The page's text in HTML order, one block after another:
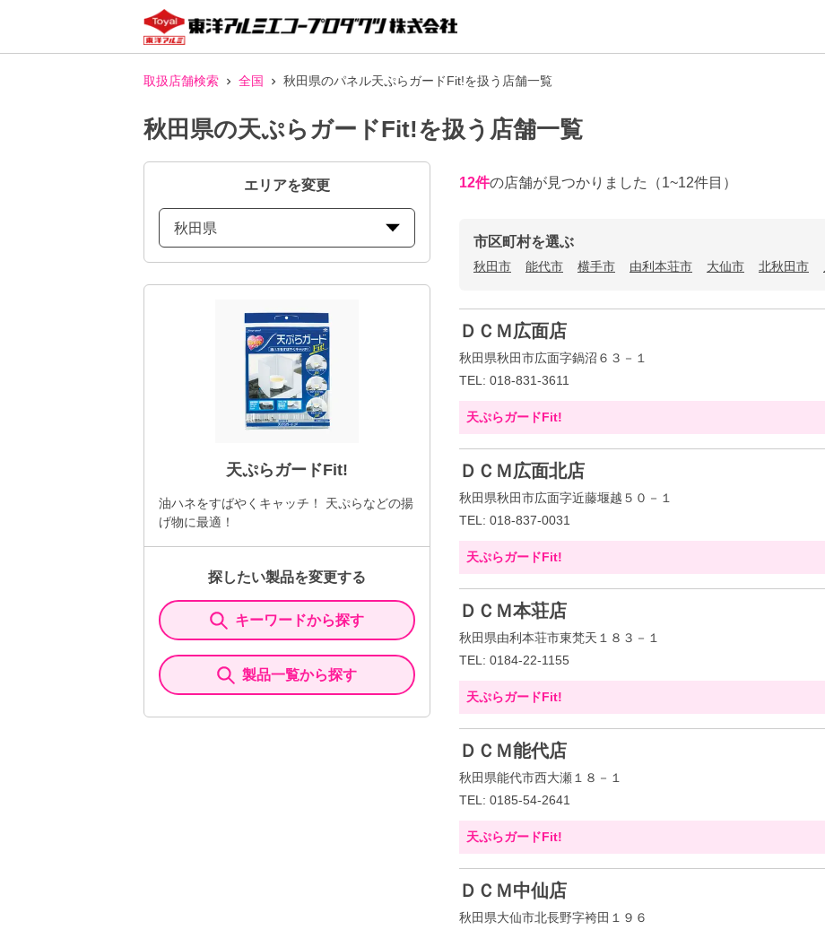
取扱店舗検索 全国 秋田県のパネル天ぷらガードFit!を扱う店舗一覧
秋田県の天ぷらガードFit!を扱う店舗一覧
エリアを変更
秋田県
天ぷらガードFit!
油ハネをすばやくキャッチ！ 天ぷらなどの揚
げ物に最適！
探したい製品を変更する
キーワードから探す
製品一覧から探す
12件の店舗が見つかりました （1~12件目）
市区町村を選ぶ
秋田市 能代市 横手市 由利本荘市 大仙市 北秋田市
ＤＣＭ広面店
秋田県秋田市広面字鍋沼６３－１
TEL: 018-831-3611
天ぷらガードFit!
ＤＣＭ広面北店
秋田県秋田市広面字近藤堰越５０－１
TEL: 018-837-0031
天ぷらガードFit!
ＤＣＭ本荘店
秋田県由利本荘市東梵天１８３－１
TEL: 0184-22-1155
天ぷらガードFit!
ＤＣＭ能代店
秋田県能代市西大瀬１８－１
TEL: 0185-54-2641
天ぷらガードFit!
ＤＣＭ中仙店
秋田県大仙市北長野字袴田１９６